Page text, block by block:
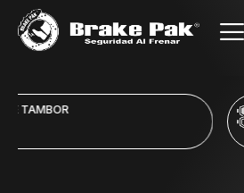
SISTEMA FRENO DE DISCO